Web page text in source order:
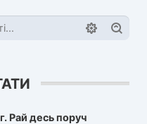
Рай десь поруч